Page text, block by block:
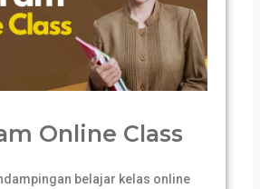
Online Class
belajar kelas online